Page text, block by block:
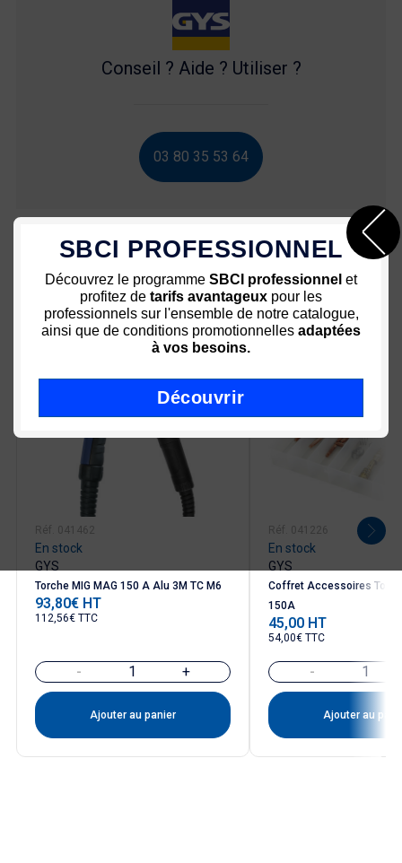
Conseil ? Aide ? Utiliser ?
03 80 35 53 64
Nous vous recommandons
Réf. 041462
En stock
GYS
Torche MIG MAG 150 A Alu 3M TC M6
Prix
93,80€ HT
112,56€ TTC
- +
Ajouter au panier
Réf. 041226
En stock
GYS
Coffret Accessoires
150A
Prix
45,00 HT
54,00€ TTC
-
Ajouter au
SBCI PROFESSIONNEL
Découvrez le programme SBCI professionnel et
profitez de tarifs avantageux pour les
professionnels sur l'ensemble de notre catalogue,
ainsi que de conditions promotionnelles adaptées
à vos besoins.
Découvrir